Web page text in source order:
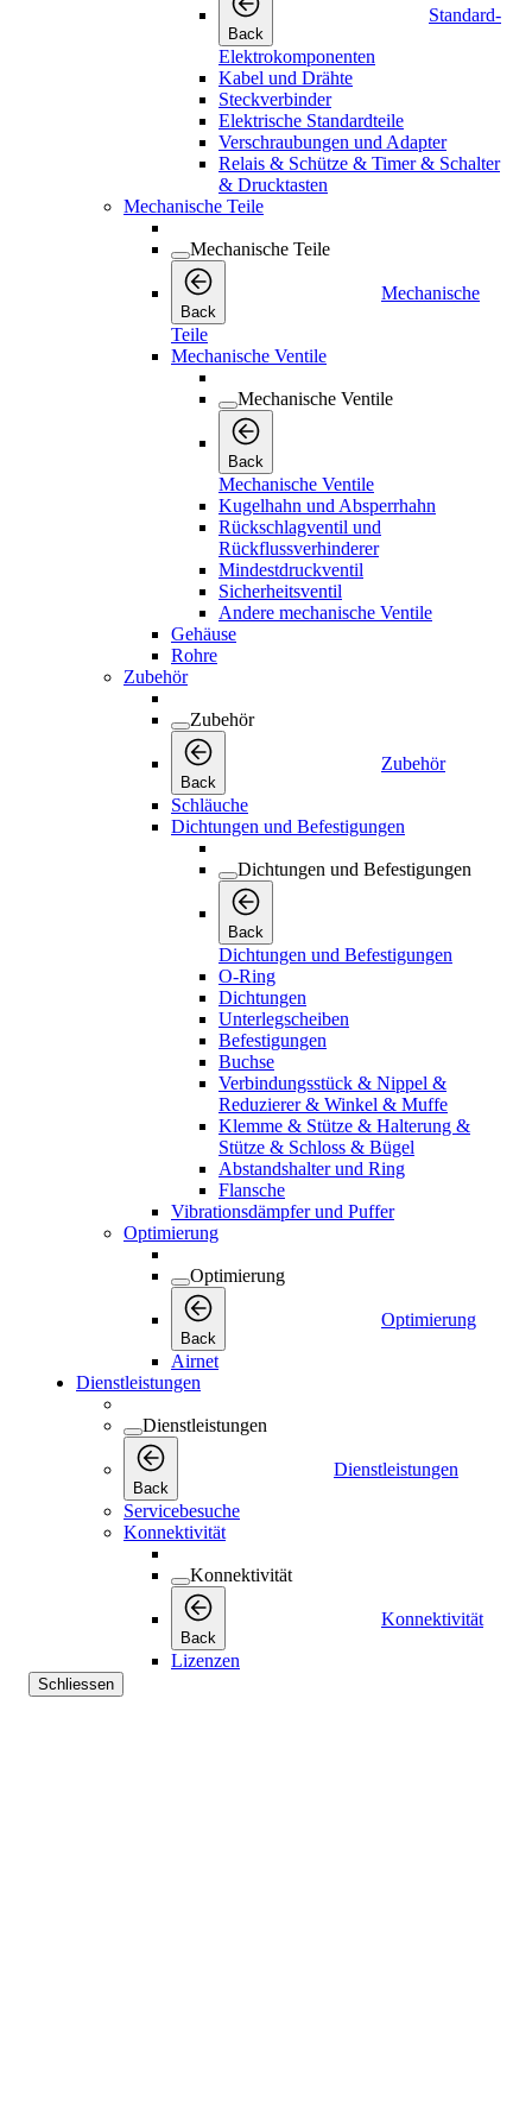
Back
Standard-
Elektrokomponenten
Kabel und Drähte
Steckverbinder
Elektrische Standardteile
Verschraubungen und Adapter
Relais & Schütze & Timer & Schalter
& Drucktasten
Mechanische Teile
Mechanische Teile
Back
Mechanische
Teile
Mechanische Ventile
Mechanische Ventile
Back
Mechanische Ventile
Kugelhahn und Absperrhahn
Rückschlagventil und
Rückflussverhinderer
Mindestdruckventil
Sicherheitsventil
Andere mechanische Ventile
Gehäuse
Rohre
Zubehör
Zubehör
Back
Zubehör
Schläuche
Dichtungen und Befestigungen
Dichtungen und Befestigungen
Back
Dichtungen und Befestigungen
O-Ring
Dichtungen
Unterlegscheiben
Befestigungen
Buchse
Verbindungsstück & Nippel &
Reduzierer & Winkel & Muffe
Klemme & Stütze & Halterung &
Stütze & Schloss & Bügel
Abstandshalter und Ring
Flansche
Vibrationsdämpfer und Puffer
Optimierung
Optimierung
Back
Optimierung
Airnet
Dienstleistungen
Dienstleistungen
Back
Dienstleistungen
Servicebesuche
Konnektivität
Konnektivität
Back
Konnektivität
Lizenzen
Schliessen